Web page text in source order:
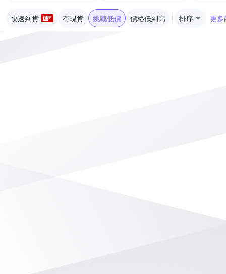
快速到貨 有現貨 挑戰低價 價格低到高 排序 更多